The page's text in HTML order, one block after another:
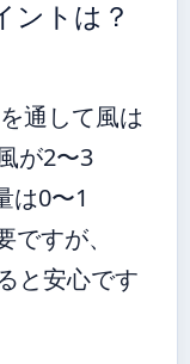
ントは？
通して風は
が2〜3
は0〜1
すが、
と安心です